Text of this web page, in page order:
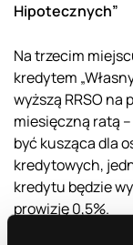
Hipotecznych”
Na trzecim
kredytem
wyższą RRSO na
miesięczną ratą –
być kusząca dla
kredytowych,
kredytu będzie
prowizję 0,5%.